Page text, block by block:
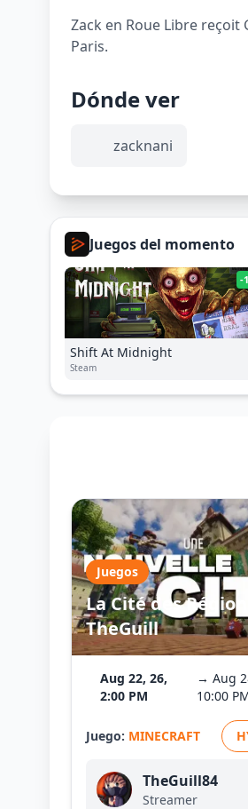
Zack en Roue Libre reçoit
Paris.
Dónde ver
zacknani
Juegos del momento
-
Shift At Midnight
Steam
Juegos
La Cité des
TheGuill
Aug 22, 26,
2:00 PM
→ Aug
10:00
Juego: MINECRAFT
TheGuill84
Streamer